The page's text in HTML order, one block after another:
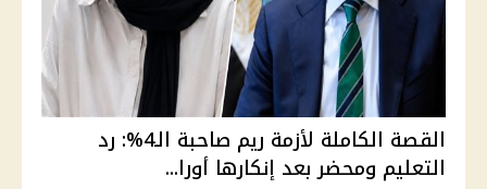
القصة الكاملة لأزمة ريم صاحبة الـ4%: رد
التعليم ومحضر بعد إنكارها أورا...